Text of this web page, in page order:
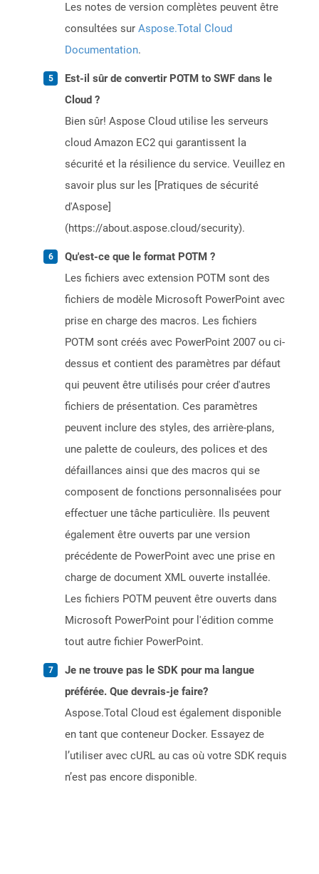
Les notes de version complètes peuvent être
consultées sur Aspose.Total Cloud
Documentation.
Est-il sûr de convertir POTM to SWF dans le
Cloud ?
Bien sûr! Aspose Cloud utilise les serveurs
cloud Amazon EC2 qui garantissent la
sécurité et la résilience du service. Veuillez en
savoir plus sur les [Pratiques de sécurité
d'Aspose]
(https://about.aspose.cloud/security).
Qu'est-ce que le format POTM ?
Les fichiers avec extension POTM sont des
fichiers de modèle Microsoft PowerPoint avec
prise en charge des macros. Les fichiers
POTM sont créés avec PowerPoint 2007 ou ci-
dessus et contient des paramètres par défaut
qui peuvent être utilisés pour créer d'autres
fichiers de présentation. Ces paramètres
peuvent inclure des styles, des arrière-plans,
une palette de couleurs, des polices et des
défaillances ainsi que des macros qui se
composent de fonctions personnalisées pour
effectuer une tâche particulière. Ils peuvent
également être ouverts par une version
précédente de PowerPoint avec une prise en
charge de document XML ouverte installée.
Les fichiers POTM peuvent être ouverts dans
Microsoft PowerPoint pour l'édition comme
tout autre fichier PowerPoint.
Je ne trouve pas le SDK pour ma langue
préférée. Que devrais-je faire?
Aspose.Total Cloud est également disponible
en tant que conteneur Docker. Essayez de
l’utiliser avec cURL au cas où votre SDK requis
n’est pas encore disponible.